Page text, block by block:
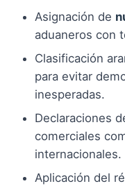
Asignación de
aduaneros con
Clasificación
para evitar
inesperadas.
Declaraciones
comerciales
internacionales.
Aplicación del